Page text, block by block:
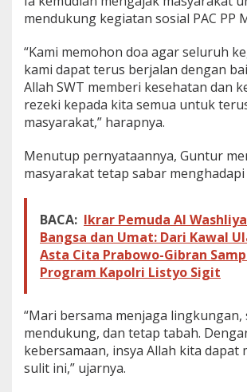
mendukung kegiatan sosial PAC PP
“Kami memohon doa agar seluruh
kami dapat terus berjalan dengan
Allah SWT memberi kesehatan dan
rezeki kepada kita semua untuk
masyarakat,” harapnya.
Menutup pernyataannya, Guntur
masyarakat tetap sabar
BACA: Ikrar Pemuda Al
Bangsa dan Umat: Dari Kawal
Asta Cita Prabowo-Gibran
Program Kapolri Listyo Sigit
“Mari bersama menjaga lingkungan,
mendukung, dan tetap tabah.
kebersamaan, insya Allah kita dapat
sulit ini,” ujarnya.